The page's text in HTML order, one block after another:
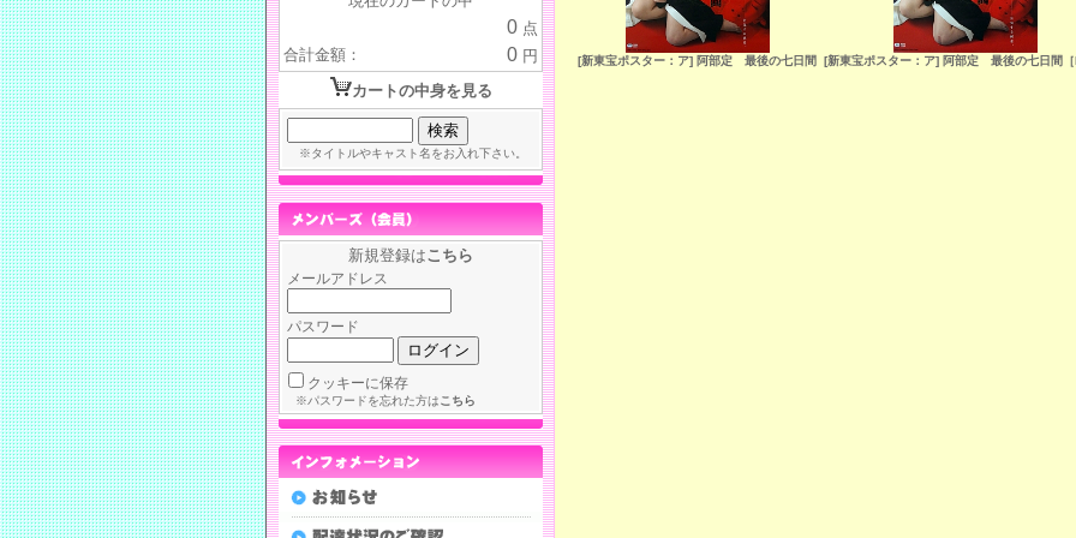
[新東宝ポスター：ア] 阿部定 最後の七日間 [新東宝ポスター：ア] 阿部定 最後の七日間［
0 点
合計金額：
0 円
カートの中身を見る
※タイトルやキャスト名をお入れ下さい。
新規登録はこちら
メールアドレス
パスワード
クッキーに保存
※パスワードを忘れた方はこちら